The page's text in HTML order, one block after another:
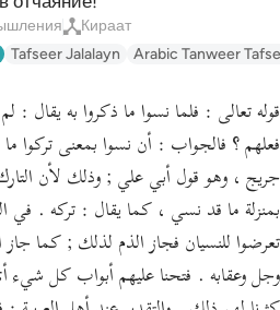
Кираат
Tafseer Jalalayn Arabic Tanweer
قوله تعالى : فلما نسوا ما ذكروا به يقال :
فعلهم ؟ فالجواب : أن نسوا بمعنى تركوا
جريج ، وهو قول أبي علي ; وذلك لأن
بمنزلة ما قد نسي ، كما يقال : تركه .
تعرضوا للنسيان فجاز الذم لذلك ; كما
وجل وعقابه . فتحنا عليهم أبواب كل